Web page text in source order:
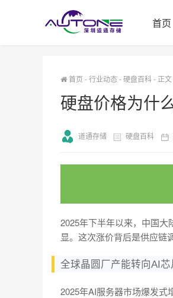
首页
首页 -行业动态-硬盘百科- 正文
硬盘价格为什
道通存储 硬盘百科
2025年下半年以来，中国大
显。这次涨价背后是供应链
全球晶圆厂产能转向AI
2025年AI服务器市场爆发式